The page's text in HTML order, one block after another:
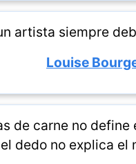
artista siempre
Louise
de carne no
dedo no explica